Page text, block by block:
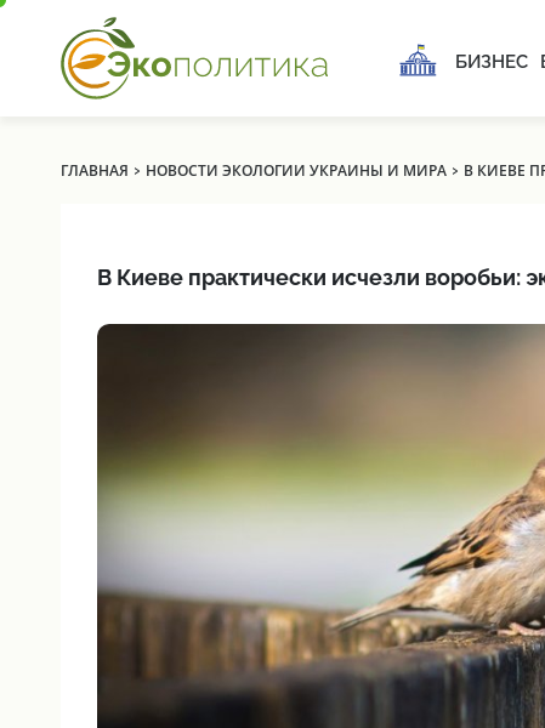
БИЗНЕС
ГЛАВНАЯ › НОВОСТИ ЭКОЛОГИИ УКРАИНЫ И МИРА› В КИЕВЕ
В Киеве практически исчезли воробьи: